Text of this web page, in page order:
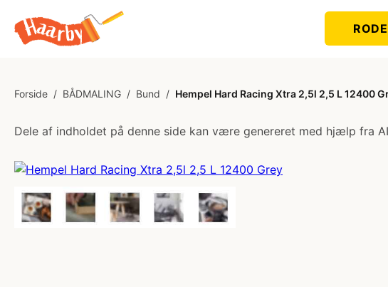
Forside / BÅDMALING / Bund / Hempel Hard Racing Xtra 2,5l 2,5 L 12400
Dele af indholdet på denne side kan være genereret med hjælp fra